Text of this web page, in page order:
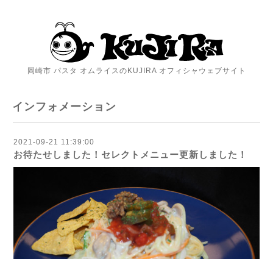
岡崎市 パスタ オムライスのKUJIRA オフィシャウェブサイト
インフォメーション
2021-09-21 11:39:00
お待たせしました！セレクトメニュー更新しました！